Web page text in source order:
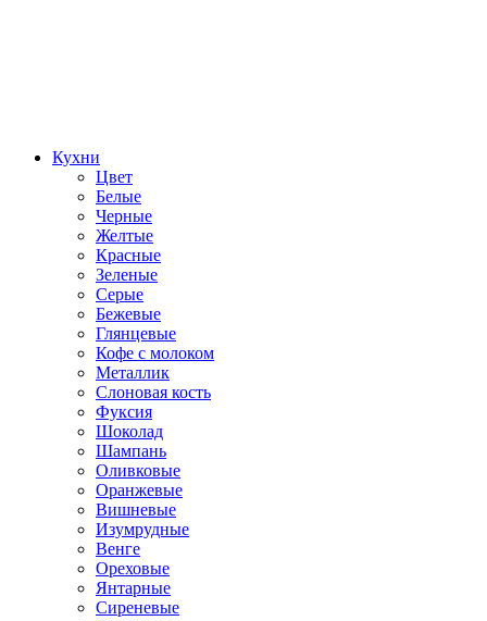
Кухни
Цвет
Белые
Черные
Желтые
Красные
Зеленые
Серые
Бежевые
Глянцевые
Кофе с молоком
Металлик
Слоновая кость
Фуксия
Шоколад
Шампань
Оливковые
Оранжевые
Вишневые
Изумрудные
Венге
Ореховые
Янтарные
Сиреневые